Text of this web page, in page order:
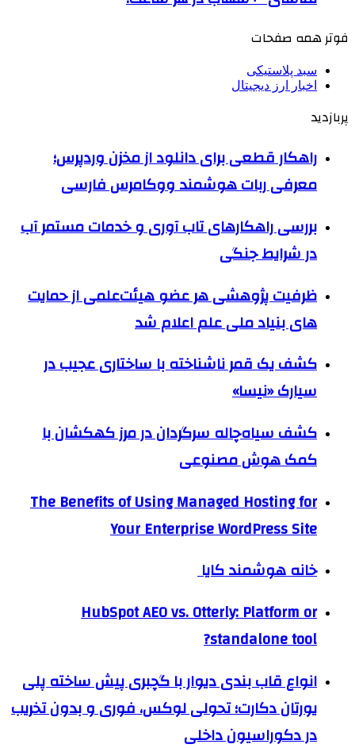
فوتر همه صفحات
سبد پلاستیکی
اخبار ارز دیجیتال
پربازدید
راهکار قطعی برای دانلود از مخزن وردپرس؛
معرفی ربات هوشمند ووکامرس فارسی
بررسی راهکارهای تاب آوری و خدمات مستمر آب
در شرایط جنگی
ظرفیت پژوهشی هر عضو هیئت‌علمی از حمایت
های بنیاد ملی علم اعلام شد
کشف یک قمر ناشناخته با ساختاری عجیب در
سیارک «نیسا»
کشف سیاه‌چاله سرگردان در مرز کهکشان با
کمک هوش مصنوعی
The Benefits of Using Managed Hosting for
Your Enterprise WordPress Site
خانه هوشمند کایا
HubSpot AEO vs. Otterly: Platform or
standalone tool?
انواع قاب بندی دیوار با گچبری پیش ساخته پلی
یورتان دکارت؛ تحولی لوکس، فوری و بدون تخریب
در دکوراسیون داخلی